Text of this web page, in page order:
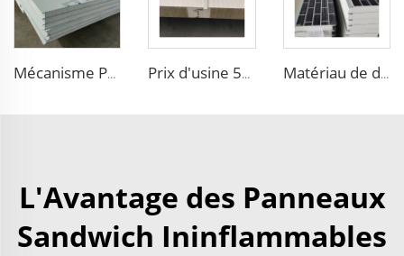
Mécanisme Panneau de nettoyage en mousse EPS Résistant à la poussière Panneaux sandwich acier coloré Antibactérien Purification Board pour atelier d'usine Prix d'usine 50 mm à 100 mm Panneau sandwich mural en laine de roche ignifuge Panneau ondulé Isolation extérieure Matériau de décoration extérieure de maison Isolation en métal Bardage mural en mousse Styrène panneau sandwich panneau sandwich eps
L'Avantage des Panneaux
Sandwich Ininflammables